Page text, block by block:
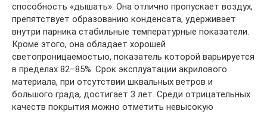
способность «дышать». Она отлично пропускает воздух,
препятствует образованию конденсата, удерживает
внутри парника стабильные температурные показатели.
Кроме этого, она обладает хорошей
светопроницаемостью, показатель которой варьируется
в пределах 82–85%. Срок эксплуатации акрилового
материала, при отсутствии шквальных ветров и
большого града, достигает 3 лет. Среди отрицательных
качеств покрытия можно отметить невысокую